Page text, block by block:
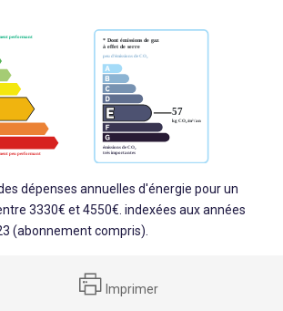
dépenses annuelles d'énergie pour un
3330€ et 4550€. indexées aux années
(abonnement compris).
Imprimer